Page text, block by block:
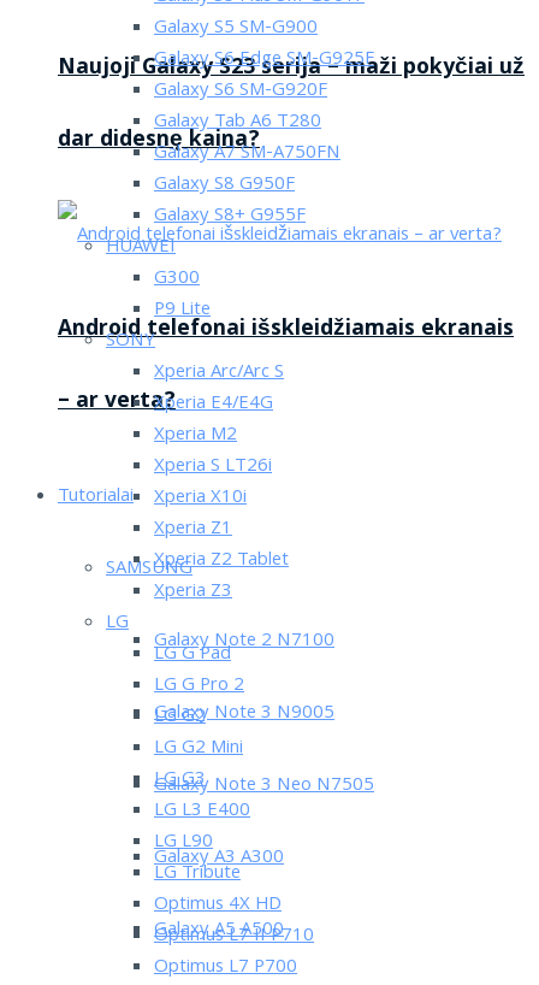
Naujoji Galaxy S23 serija – maži pokyčiai už
dar didesnę kaina?
Android telefonai išskleidžiamais ekranais
– ar verta?
Tutorialai
SAMSUNG
Galaxy Note 2 N7100
Galaxy Note 3 N9005
Galaxy Note 3 Neo N7505
Galaxy A3 A300
Galaxy A5 A500
Galaxy S5 SM-G900
Galaxy S6 Edge SM-G925F
Galaxy S6 SM-G920F
Galaxy Tab A6 T280
Galaxy A7 SM-A750FN
Galaxy S8 G950F
Galaxy S8+ G955F
HUAWEI
G300
P9 Lite
SONY
Xperia Arc/Arc S
Xperia E4/E4G
Xperia M2
Xperia S LT26i
Xperia X10i
Xperia Z1
Xperia Z2 Tablet
Xperia Z3
LG
LG G Pad
LG G Pro 2
LG G2
LG G2 Mini
LG G3
LG L3 E400
LG L90
LG Tribute
Optimus 4X HD
Optimus L7 II P710
Optimus L7 P700